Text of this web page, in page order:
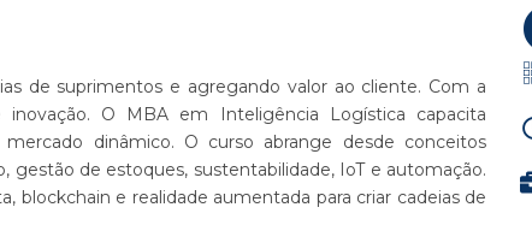
de suprimentos e agregando valor ao cliente. Com a
O MBA em Inteligência Logística capacita
dinâmico. O curso abrange desde conceitos
de estoques, sustentabilidade, IoT e automação.
blockchain e realidade aumentada para criar cadeias de